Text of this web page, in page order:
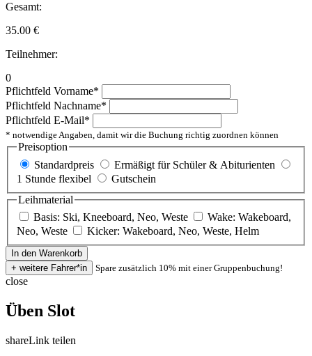
Gesamt:
35.00 €
Teilnehmer:
0
Pflichtfeld Vorname*
Pflichtfeld Nachname*
Pflichtfeld E-Mail*
* notwendige Angaben, damit wir die Buchung richtig zuordnen können
Preisoption
Standardpreis
Ermäßigt für Schüler & Abiturienten
1 Stunde flexibel
Gutschein
Leihmaterial
Basis: Ski, Kneeboard, Neo, Weste
Wake: Wakeboard,
Neo, Weste
Kicker: Wakeboard, Neo, Weste, Helm
Spare zusätzlich 10% mit einer Gruppenbuchung!
close
Üben Slot
shareLink teilen